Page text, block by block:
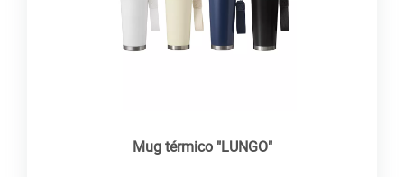
Mug térmico "LUNGO"